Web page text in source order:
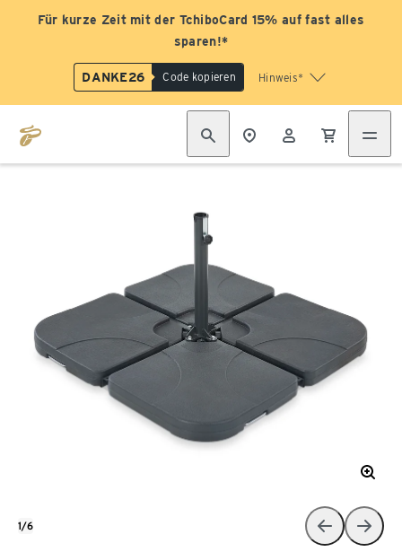
Für kurze Zeit mit der TchiboCard 15% auf fast alles
sparen!*
DANKE26 Code kopieren Hinweis*
1/6